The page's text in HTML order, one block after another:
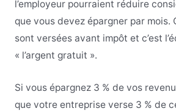
l’employeur pourraient réduire
que vous devez épargner par mois.
sont versées avant impôt et c’est
« l’argent gratuit ».
Si vous épargnez 3 % de vos
que votre entreprise verse 3 % de